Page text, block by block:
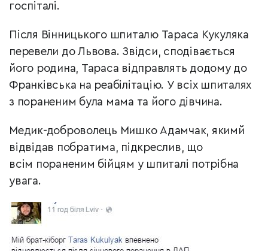
госпіталі.
Після Вінницького шпиталю Тараса Кукуляка
перевели до Львова. Звідси, сподівається
його родина, Тараса відправлять додому до
Франківська на реабілітацію. У всіх шпиталях
з пораненим була мама та його дівчина.
Медик-доброволець Мишко Адамчак, якимй
відвідав побратима, підкреслив, що
всім пораненим бійцям у шпиталі потрібна
увага.